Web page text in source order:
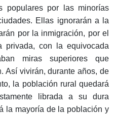
populares por las minorías
Ellas ignorarán a la
por la inmigración, por el
privada, con la equivocada
miras superiores que
Así vivirán, durante años, de
la población rural quedará
librada a su dura
la mayoría de la población y